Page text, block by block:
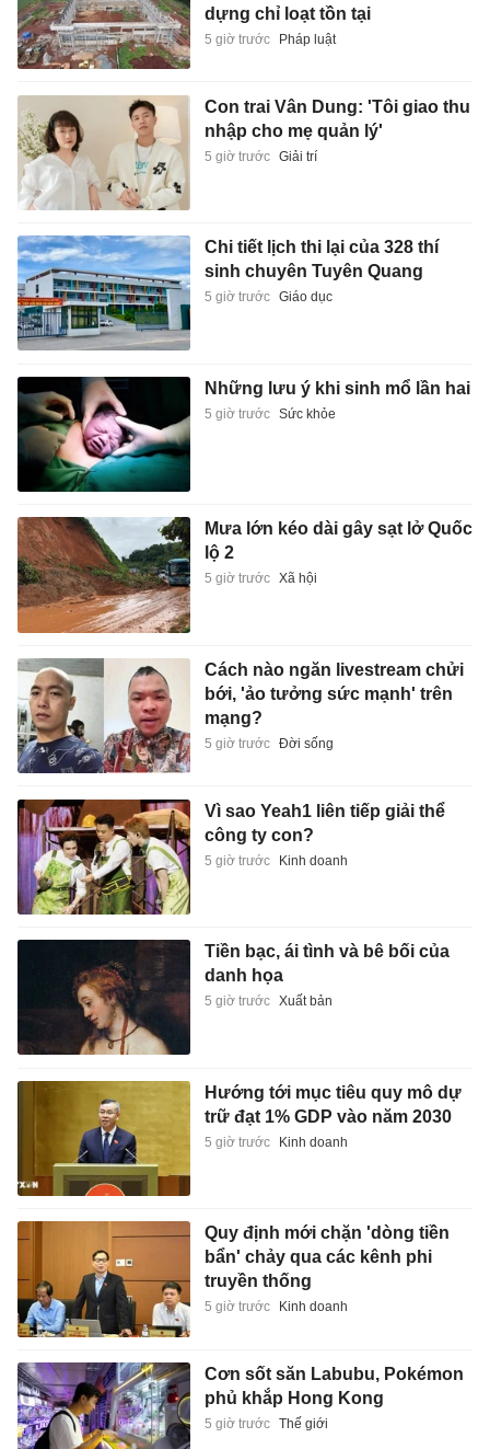
dựng chỉ loạt tồn tại
5 giờ trước Pháp luật
Con trai Vân Dung: 'Tôi giao thu
nhập cho mẹ quản lý'
5 giờ trước Giải trí
Chi tiết lịch thi lại của 328 thí
sinh chuyên Tuyên Quang
5 giờ trước Giáo dục
Những lưu ý khi sinh mổ lần hai
5 giờ trước Sức khỏe
Mưa lớn kéo dài gây sạt lở Quốc
lộ 2
5 giờ trước Xã hội
Cách nào ngăn livestream chửi
bới, 'ảo tưởng sức mạnh' trên
mạng?
5 giờ trước Đời sống
Vì sao Yeah1 liên tiếp giải thể
công ty con?
5 giờ trước Kinh doanh
Tiền bạc, ái tình và bê bối của
danh họa
5 giờ trước Xuất bản
Hướng tới mục tiêu quy mô dự
trữ đạt 1% GDP vào năm 2030
5 giờ trước Kinh doanh
Quy định mới chặn 'dòng tiền
bẩn' chảy qua các kênh phi
truyền thống
5 giờ trước Kinh doanh
Cơn sốt săn Labubu, Pokémon
phủ khắp Hong Kong
5 giờ trước Thế giới